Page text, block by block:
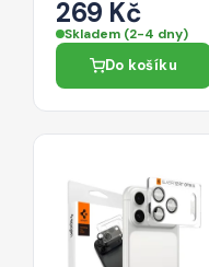
Fit+ pro iPhone 17
Pro Max – Deep
Blue
269 Kč
Skladem (2-4 dny)
Do košíku